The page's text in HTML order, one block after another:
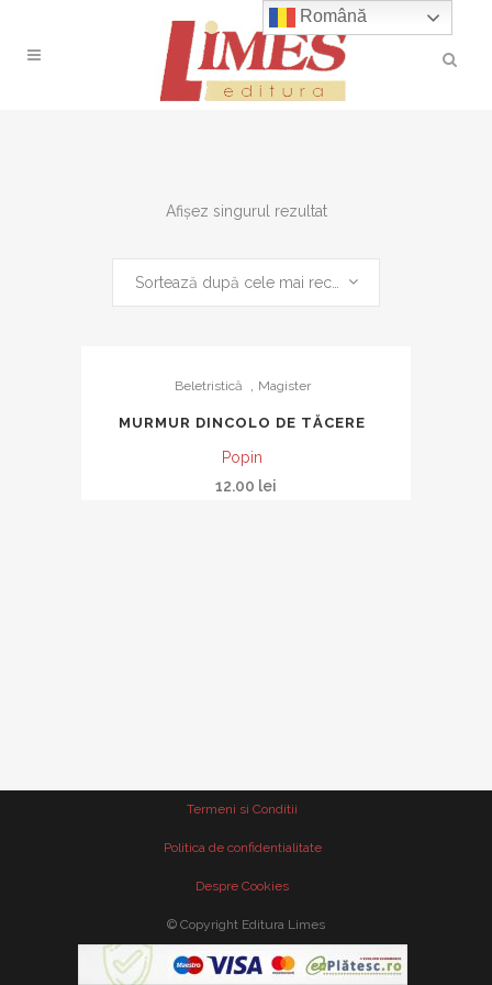
Afișez singurul rezultat
Beletristică Magister
MURMUR DINCOLO DE TĂCERE
Popin
12.00 lei
Termeni si Conditii
Politica de confidentialitate
Despre Cookies
© Copyright Editura Limes
Română